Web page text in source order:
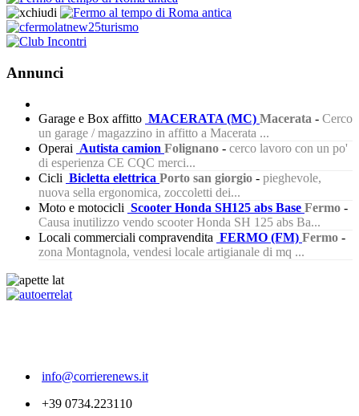
Annunci
Garage e Box affitto MACERATA (MC) Macerata - Cerco
un garage / magazzino in affitto a Macerata ...
Operai Autista camion Folignano - cerco lavoro con un po'
di esperienza CE CQC merci...
Cicli Bicletta elettrica Porto san giorgio - pieghevole,
nuova sella ergonomica, zoccoletti dei...
Moto e motocicli Scooter Honda SH125 abs Base Fermo -
Causa inutilizzo vendo scooter Honda SH 125 abs Ba...
Locali commerciali compravendita FERMO (FM) Fermo -
zona Montagnola, vendesi locale artigianale di mq ...
info@corrierenews.it
+39 0734.223110